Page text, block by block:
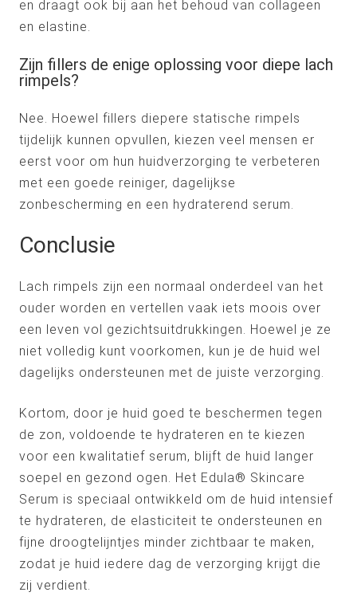
en draagt ook bij aan het behoud van collageen
en elastine.
Zijn fillers de enige oplossing voor diepe lach
rimpels?
Nee. Hoewel fillers diepere statische rimpels
tijdelijk kunnen opvullen, kiezen veel mensen er
eerst voor om hun huidverzorging te verbeteren
met een goede reiniger, dagelijkse
zonbescherming en een hydraterend serum.
Conclusie
Lach rimpels zijn een normaal onderdeel van het
ouder worden en vertellen vaak iets moois over
een leven vol gezichtsuitdrukkingen. Hoewel je ze
niet volledig kunt voorkomen, kun je de huid wel
dagelijks ondersteunen met de juiste verzorging.
Kortom, door je huid goed te beschermen tegen
de zon, voldoende te hydrateren en te kiezen
voor een kwalitatief serum, blijft de huid langer
soepel en gezond ogen. Het Edula® Skincare
Serum is speciaal ontwikkeld om de huid intensief
te hydrateren, de elasticiteit te ondersteunen en
fijne droogtelijntjes minder zichtbaar te maken,
zodat je huid iedere dag de verzorging krijgt die
zij verdient.